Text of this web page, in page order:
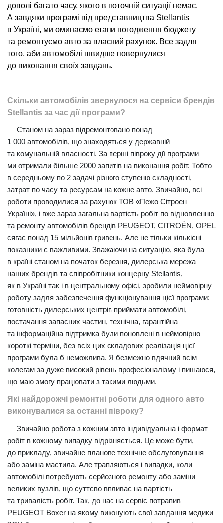
доволі багато часу, якого в поточній ситуації немає.
А завдяки програмі від представництва Stellantis
в Україні, ми оминаємо етапи погодження бюджету
та ремонтуємо авто за власний рахунок. Все задля
того, аби автомобілі швидше повернулися
до виконання своїх завдань.
Скільки автомобілів звернулося на сервіси брендів
Stellantis за час дії програми?
— Станом на зараз відремонтовано понад
1 000 автомобілів, що знаходяться у державній
та комунальній власності. За перші півроку дії програми
ми отримали більше 2000 запитів на виконання робіт. Тобто
в середньому по 2 задачі різного ступеню складності,
затрат по часу та ресурсам на кожне авто. Звичайно, всі
роботи проводилися за рахунок ТОВ «Пежо Сітроен
Україні», і вже зараз загальна вартість робіт по відновленню
та ремонту автомобілів брендів PEUGEOT, CITROËN, OPEL
сягає понад 15 мільйонів гривень. Але не тільки кількісні
показники є важливими. Зважаючи на ситуацію, яка була
в країні станом на початок березня, дилерська мережа
наших брендів та співробітники концерну Stellantis,
як в Україні так і в центральному офісі, зробили неймовірну
роботу задля забезпечення функціонування цієї програми:
готовність дилерських центрів приймати автомобілі,
постачання запасних частин, технічна, гарантійна
та інформаційна підтримка були поновлені в неймовірно
короткі терміни, без всіх цих складових реалізація цієї
програми була б неможлива. Я безмежно вдячний всім
колегам за дуже високий рівень професіоналізму і пишаюся,
що маю змогу працювати з такими людьми.
Які найдорожчі ремонтні роботи для одного авто
виконувалися за останні півроку?
— Звичайно робота з кожним авто індивідуальна і формат
робіт в кожному випадку відрізняється. Це може бути,
до прикладу, звичайне планове технічне обслуговування
або заміна мастила. Але трапляються і випадки, коли
автомобілі потребують серйозного ремонту або заміни
великих вузлів, що суттєво впливає на вартість
та тривалість робіт. Так, до нас на сервіс потрапив
PEUGEOT Boxer на якому виконують свої завдання медики